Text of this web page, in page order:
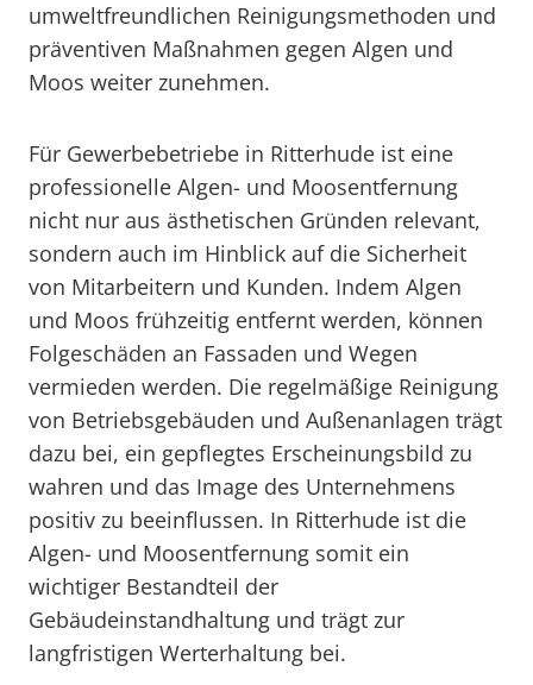
umweltfreundlichen Reinigungsmethoden und
präventiven Maßnahmen gegen Algen und
Moos weiter zunehmen.
Für Gewerbebetriebe in Ritterhude ist eine
professionelle Algen- und Moosentfernung
nicht nur aus ästhetischen Gründen relevant,
sondern auch im Hinblick auf die Sicherheit
von Mitarbeitern und Kunden. Indem Algen
und Moos frühzeitig entfernt werden, können
Folgeschäden an Fassaden und Wegen
vermieden werden. Die regelmäßige Reinigung
von Betriebsgebäuden und Außenanlagen trägt
dazu bei, ein gepflegtes Erscheinungsbild zu
wahren und das Image des Unternehmens
positiv zu beeinflussen. In Ritterhude ist die
Algen- und Moosentfernung somit ein
wichtiger Bestandteil der
Gebäudeinstandhaltung und trägt zur
langfristigen Werterhaltung bei.